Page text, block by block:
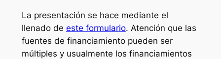
La presentación se hace mediante el
llenado de este formulario. Atención que las
fuentes de financiamiento pueden ser
múltiples y usualmente los financiamientos